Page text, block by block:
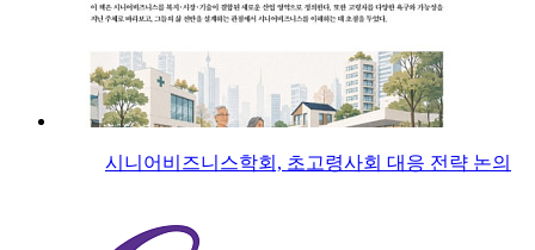
시니어비즈니스학회, 초고령사회 대응 전략 논의